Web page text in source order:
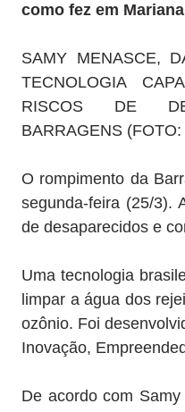
como fez em
SAMY MENASCE,
TECNOLOGIA
RISCOS DE
BARRAGENS
O rompimento da
segunda-feira (25/3).
de desaparecidos e
Uma tecnologia
limpar a água dos
ozônio. Foi
Inovação,
De acordo com